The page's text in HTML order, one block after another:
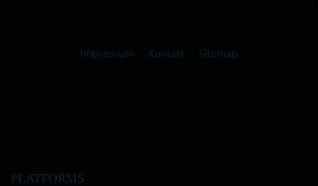
Impressum Kontakt Sitemap
PLATFORMS